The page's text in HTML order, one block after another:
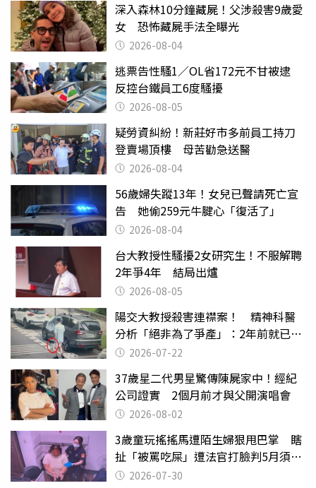
深入森林10分鐘藏屍！父涉殺害9歲愛
女 恐怖藏屍手法全曝光
2026-08-04
逃票告性騷1／OL省172元不甘被逮
反控台鐵員工6度騷擾
2026-08-05
疑勞資糾紛！新莊好市多前員工持刀
登賣場頂樓 母苦勸急送醫
2026-08-04
56歲婦失蹤13年！女兒已聲請死亡宣
告 她偷259元牛腱心「復活了」
2026-08-04
台大教授性騷擾2女研究生！不服解聘
2年爭4年 結局出爐
2026-08-05
陽交大教授殺害連襟案！ 精神科醫
分析「絕非為了爭產」：2年前就已言
行詭異
2026-07-22
37歲星二代男星驚傳陳屍家中！經紀
公司證實 2個月前才與父開演唱會
2026-08-02
3歲童玩搖搖馬遭陌生婦狠甩巴掌 瞎
扯「被罵吃屎」遭法官打臉判5月須入
監 2026-07-30